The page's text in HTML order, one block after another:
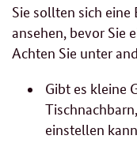
Sie sollten sich eine
ansehen, bevor Sie
Achten Sie unter
Gibt es kleine
einstellen